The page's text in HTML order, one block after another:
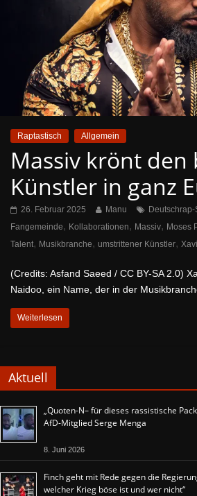
Raptastisch Allgemein
Massiv krönt den
Künstler in ganz
26. Februar 2025 Manu Deutschrap-
Fangemeinde, Kollaborationen, Massiv, Moses
Talent, Musikbranche, umstrittener Künstler,
(Credits: Asfand Saeed / CC BY-SA 2.0)
Naidoo, ein Name, der in der
Weiterlesen
Aktuell
„Quoten-N– für dieses rassistische
AfD-Mitglied Serge Menga
8. Juni 2026
Finch geht mit Rede gegen die
welcher Krieg böse ist und wer nicht“